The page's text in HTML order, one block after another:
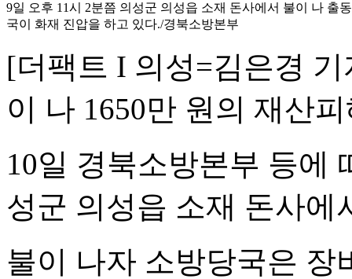
9일 오후 11시 2분쯤 의성군 의성읍 소재 돈사에서 불이 나 출
국이 화재 진압을 하고 있다./경북소방본부
[더팩트 I 의성=김은경
이 나 1650만 원의 재산
10일 경북소방본부 등에
성군 의성읍 소재 돈사에
불이 나자 소방당국은 장